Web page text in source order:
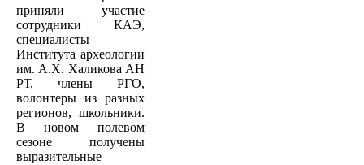
приняли участие
сотрудники КАЭ,
специалисты
Института археологии
им. А.Х. Халикова АН
РТ, члены РГО,
волонтеры из разных
регионов, школьники.
В новом полевом
сезоне получены
выразительные